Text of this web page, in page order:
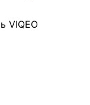
VIQEO